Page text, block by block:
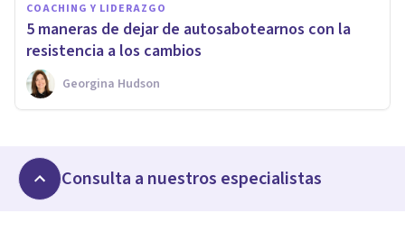
COACHING Y LIDERAZGO
5 maneras de dejar de autosabotearnos con la
resistencia a los cambios
Georgina Hudson
Consulta a nuestros especialistas